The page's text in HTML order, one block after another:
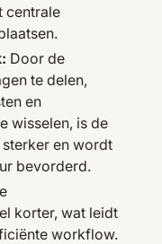
centrale
Door de
te delen,
en
wisselen, is de
en wordt
bevorderd.
korter, wat leidt
workflow.